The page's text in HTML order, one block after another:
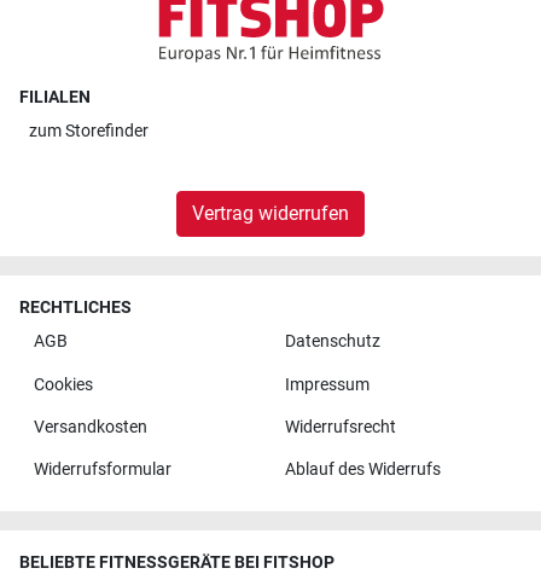
FILIALEN
zumStorefinder
Vertrag widerrufen
RECHTLICHES
AGB
Datenschutz
Cookies Impressum
Versandkosten Widerrufsrecht
Widerrufsformular Ablauf des Widerrufs
BELIEBTE FITNESSGERÄTE BEI FITSHOP